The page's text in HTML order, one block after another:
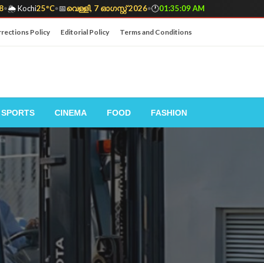
•🌦️ Kochi25°C•📅വെള്ളി, 7 ഓഗസ്റ്റ് 2026•🕐01:35:11 AM
Policy Editorial Policy Terms and Conditions
SPORTS CINEMA FOOD FASHION